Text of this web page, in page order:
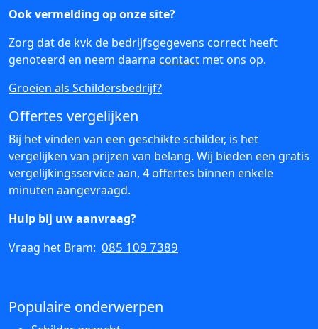
Ook vermelding op onze site?
Zorg dat de kvk de bedrijfsgegevens correct heeft
genoteerd en neem daarna contact met ons op.
Groeien als Schildersbedrijf?
Offertes vergelijken
Bij het vinden van een geschikte schilder, is het
vergelijken van prijzen van belang. Wij bieden een gratis
vergelijkingsservice aan, 4 offertes binnen enkele
minuten aangevraagd.
Hulp bij uw aanvraag?
Vraag het Bram: 085 109 7389
Populaire onderwerpen